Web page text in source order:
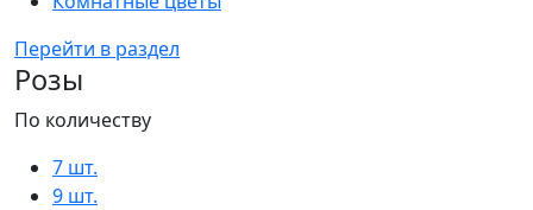
Перейти в раздел
Розы
По количеству
7 шт.
9 шт.